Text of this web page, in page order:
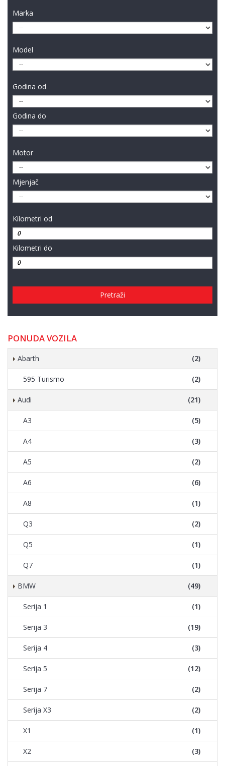
Marka
Model
Godina od
Godina do
Motor
Mjenjač
Kilometri od
Kilometri do
Pretraži
PONUDA VOZILA
Abarth (2)
595 Turismo (2)
Audi (21)
A3 (5)
A4 (3)
A5 (2)
A6 (6)
A8 (1)
Q3 (2)
Q5 (1)
Q7 (1)
BMW (49)
Serija 1 (1)
Serija 3 (19)
Serija 4 (3)
Serija 5 (12)
Serija 7 (2)
Serija X3 (2)
X1 (1)
X2 (3)